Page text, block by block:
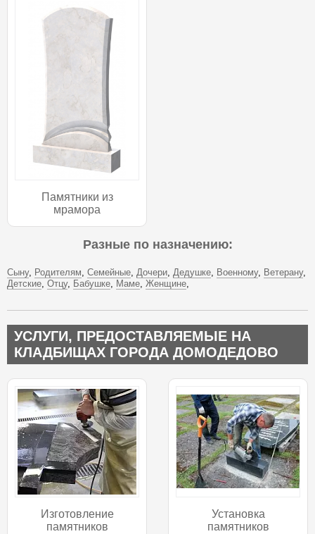
Памятники из
мрамора
Разные по назначению:
Сыну Родителям Семейные Дочери Дедушке Военному Ветерану
Детские Отцу Бабушке Маме Женщине
УСЛУГИ, ПРЕДОСТАВЛЯЕМЫЕ НА
КЛАДБИЩАХ ГОРОДА ДОМОДЕДОВО
Изготовление
памятников
Установка
памятников